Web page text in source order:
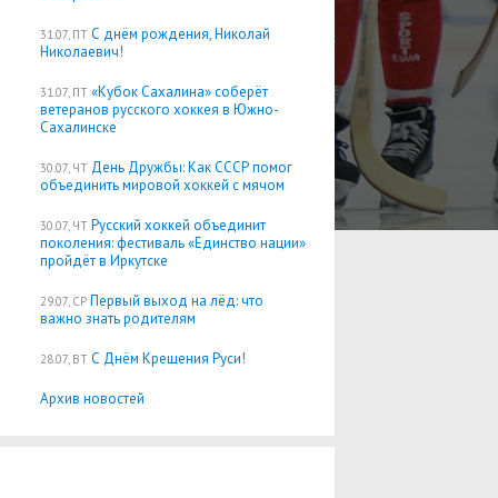
31.07, ПТ С днём рождения, Николай
Николаевич!
31.07, ПТ «Кубок Сахалина» соберёт
ветеранов русского хоккея в Южно-
Сахалинске
30.07, ЧТ День Дружбы: Как СССР помог
объединить мировой хоккей с мячом
30.07, ЧТ Русский хоккей объединит
поколения: фестиваль «Единство нации»
пройдёт в Иркутске
29.07, СР Первый выход на лёд: что
важно знать родителям
28.07, ВТ С Днём Крещения Руси!
Архив новостей